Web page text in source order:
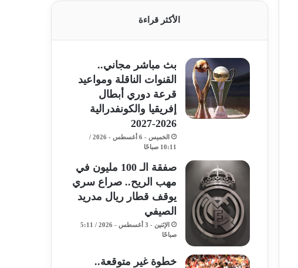
الأكثر قراءة
بث مباشر مجاني..
القنوات الناقلة ومواعيد
قرعة دوري أبطال
إفريقيا والكونفدرالية
2026-2027
الخميس - 6 أغسطس - 2026 /
10:11 صباحًا
صفقة الـ 100 مليون في
مهب الريح.. صراع سري
يوقف قطار ريال مدريد
الصيفي
الإثنين - 3 أغسطس - 2026 / 5:11
صباحًا
خطوة غير متوقعة..